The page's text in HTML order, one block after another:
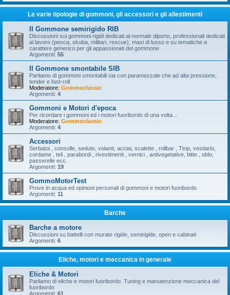
Le varie tipologie di gommoni, gli accessori e gli allestimenti
Il Gommone semirigido RIB
Discussioni sui gommoni rigidi dedicati al normale diporto, professionali dedicati
al lavoro (pesca, skuba, militari, rescue), maxi di lusso e su tematiche a
carattere generico per gli appassionati del gommone
Argomenti: 55
Il Gommone smontabile SIB
Parliamo di gommoni smontabili sia con paramezzale che ad alta pressione,
tender e fast-roll
Moderatore: Gommoclassic
Argomenti: 4
Gommoni e Motori d'epoca
Per ricordare i gommoni ed i motori fuoribordo di una volta...
Moderatore: Gommoclassic
Argomenti: 4
Accessori
Serbatoi , consolle, sedute, volanti, acciai, scalette , rollbar , Ttop, vestiario,
cordame , teli , parabordi , rivestimenti , vernici , antivegetative, bitte , oblo,
passerelle ecc.
Argomenti: 19
GommoMotorTest
Prove in acqua ed opinioni personali di gommoni e motori fuoribordo
Argomenti: 11
Barche
Barche a motore
Discussioni su battelli con murate rigide, semirigide, open e cabinati
Argomenti: 6
Eliche, motori e meccanica in generale
Eliche & Motori
Parliamo di eliche e motori fuoribordo. Tuning e manutenzione meccanica del
fuoribordo
Argomenti: 61